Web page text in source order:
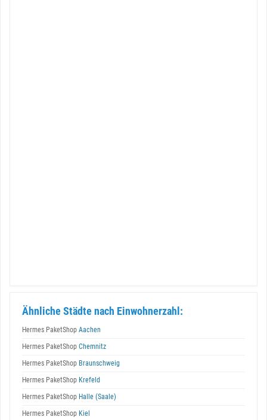
Ähnliche Städte nach Einwohnerzahl:
Hermes PaketShop Aachen
Hermes PaketShop Chemnitz
Hermes PaketShop Braunschweig
Hermes PaketShop Krefeld
Hermes PaketShop Halle (Saale)
Hermes PaketShop Kiel